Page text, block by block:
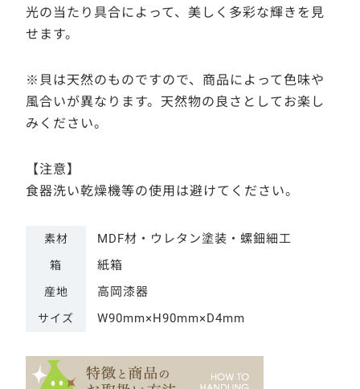
光の当たり具合によって、美しく多彩な輝きを見
せます。
※貝は天然のものですので、商品によって色味や
風合いが異なります。天然物の良さとしてお楽し
みください。
【注意】
食器洗い乾燥機等の使用は避けてください。
素材 MDF材・ウレタン塗装・螺鈿細工
箱 紙箱
産地 高岡漆器
サイズ W90mm×H90mm×D4mm